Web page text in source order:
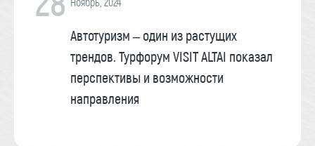
Автотуризм – один из растущих
трендов. Турфорум VISIT ALTAI показал
перспективы и возможности
направления